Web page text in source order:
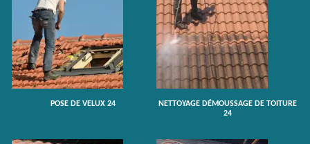
POSE DE VELUX 24
NETTOYAGE DÉMOUSSAGE DE TOITURE
24